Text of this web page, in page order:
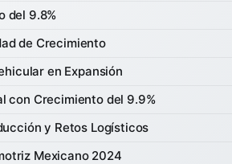
del 9.8%
de Crecimiento
en Expansión
con Crecimiento del 9.9%
y Retos Logísticos
Mexicano 2024